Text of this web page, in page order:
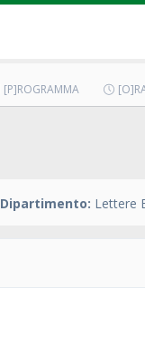
[P]ROGRAMMA
Dipartimento: Lettere